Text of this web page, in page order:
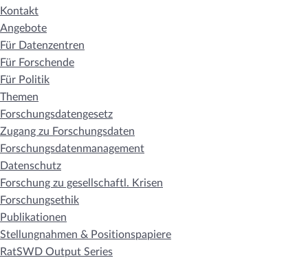
Kontakt
Angebote
Für Datenzentren
Für Forschende
Für Politik
Themen
Forschungsdatengesetz
Zugang zu Forschungsdaten
Forschungsdatenmanagement
Datenschutz
Forschung zu gesellschaftl. Krisen
Forschungsethik
Publikationen
Stellungnahmen & Positionspapiere
RatSWD Output Series